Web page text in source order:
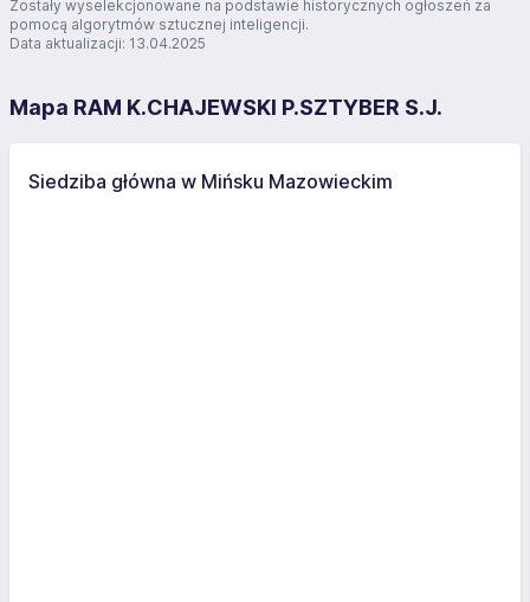
Zostały wyselekcjonowane na podstawie historycznych ogłoszeń za
pomocą algorytmów sztucznej inteligencji.
Data aktualizacji: 13.04.2025
Mapa RAM K.CHAJEWSKI P.SZTYBER S.J.
Siedziba główna w Mińsku Mazowieckim